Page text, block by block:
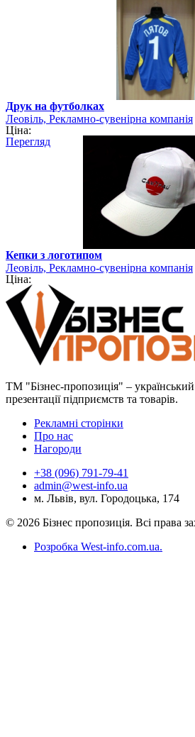
Друк на футболках
Леовіль, Рекламно-сувенірна компанія
Ціна:
Перегляд
Кепки з логотипом
Леовіль, Рекламно-сувенірна компанія
Ціна:
ТМ "Бізнес-пропозиція" –
презентації підприємств та товарів.
Рекламні сторінки
Про нас
Нагороди
+38 (096) 791-79-41
admin@west-info.ua
м. Львів, вул. Городоцька, 174
© 2026 Бізнес пропозиція. Всі права
Розробка West-info.com.ua.